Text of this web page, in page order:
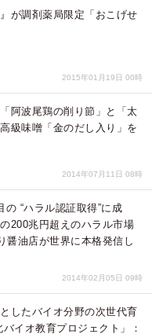
が調剤薬局限定「おこげせ
2015年01月19日 00時
阿波尾鶏の削り節」と「太
級味噌「金のだし入り」を
2014年07月11日 08時
の “ハラル認証取得”に成
200兆円超えのハラル市場
醤油店が世界に本格発信し
2014年02月05日 09時
したバイオ分野の次世代育
イオ教育プロジェクト」：